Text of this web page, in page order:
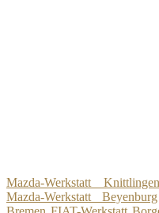
Mazda-Werkstatt Knittlingen
Mazda-Werkstatt Beyenburg